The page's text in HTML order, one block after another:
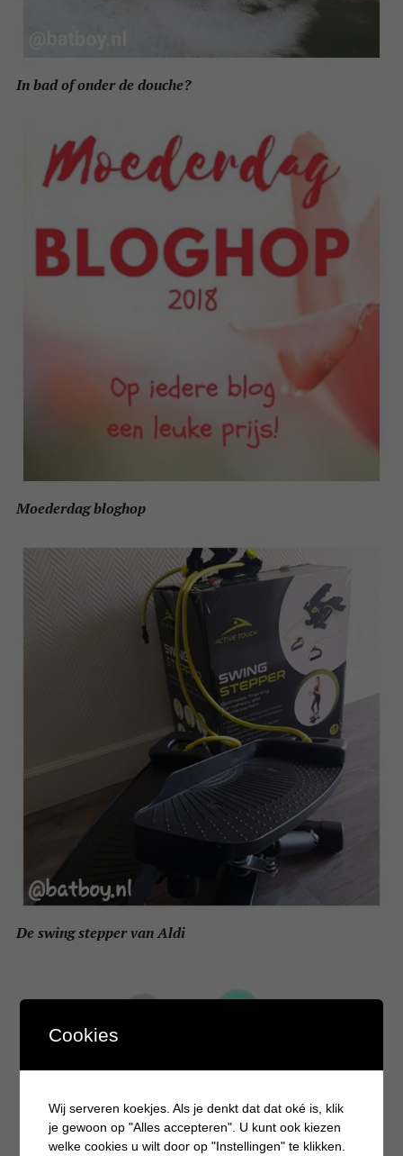
In bad of onder de douche?
Moederdag bloghop
De swing stepper van Aldi
Cookies
Wij serveren koekjes. Als je denkt dat dat oké is, klik
je gewoon op "Alles accepteren". U kunt ook kiezen
welke cookies u wilt door op "Instellingen" te klikken.